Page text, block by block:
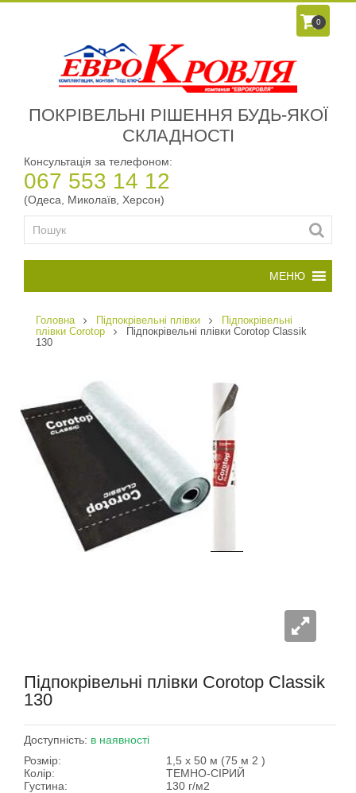
0
ПОКРІВЕЛЬНІ РІШЕННЯ БУДЬ-ЯКОЇ
СКЛАДНОСТІ
Консультація за телефоном:
067 553 14 12
(Одеса, Миколаїв, Херсон)
Головна Підпокрівельні плівки
Підпокрівельні
плівки Corotop
Підпокрівельні плівки Corotop Classik
130
Підпокрівельні плівки Corotop Classik
130
Доступність: в наявності
Розмір:
1,5 х 50 м (75 м 2 )
Колір:
ТЕМНО-СІРИЙ
Густина:
130 г/м2